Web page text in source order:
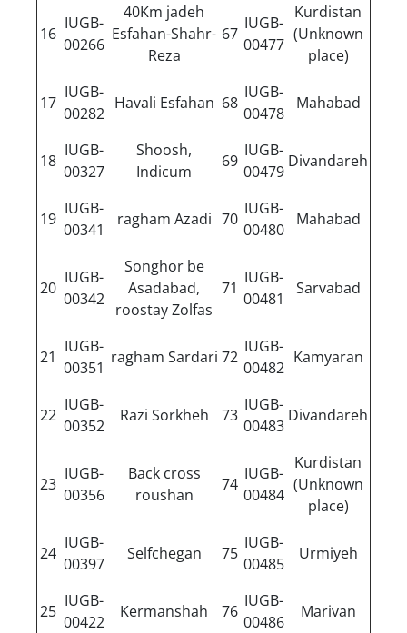
16
IUGB-
00266
40Km jadeh
Esfahan-Shahr-
Reza
67
IUGB-
00477
Kurdistan
(Unknown
place)
17
IUGB-
00282
Havali Esfahan 68
IUGB-
00478
Mahabad
18
IUGB-
00327
Shoosh,
Indicum
69
IUGB-
00479
Divandareh
19
IUGB-
00341
ragham Azadi 70
IUGB-
00480
Mahabad
20
IUGB-
00342
Songhor be
Asadabad,
roostay Zolfas
71
IUGB-
00481
Sarvabad
21
IUGB-
00351
ragham Sardari 72
IUGB-
00482
Kamyaran
22
IUGB-
00352
Razi Sorkheh 73
IUGB-
00483
Divandareh
23
IUGB-
00356
Back cross
roushan
74
IUGB-
00484
Kurdistan
(Unknown
place)
24
IUGB-
00397
Selfchegan 75
IUGB-
00485
Urmiyeh
25
IUGB-
00422
Kermanshah 76
IUGB-
00486
Marivan